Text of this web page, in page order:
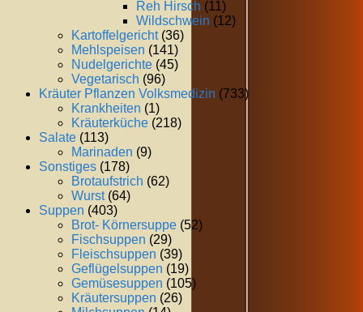
Reh Hirsch (11)
Wildschwein (12)
Kartoffelgericht(36)
Mehlspeisen (141)
Nudelgerichte (45)
Vegetarisch (96)
Kräuter Pflanzen Volksmedizin (733)
Krankheiten (1)
Kräuterküche (218)
Salate (113)
Marinaden (9)
Sonstiges (178)
Brotaufstrich (62)
Wurst(64)
Suppen (403)
Brot- Körnersuppe (52)
Fischsuppen (29)
Fleischsuppen (39)
Geflügelsuppen (19)
Gemüsesuppen (105)
Kräutersuppen (26)